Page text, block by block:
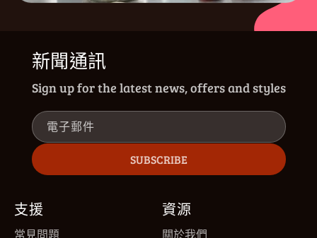
新聞通訊
Sign up for the latest news, offers and styles
電子郵件
SUBSCRIBE
支援
常見問題
資源
關於我們